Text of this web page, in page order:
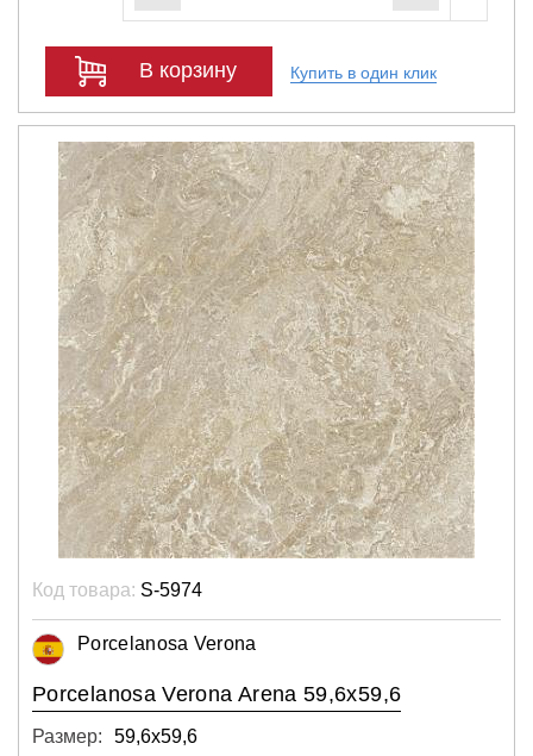
В корзину Купить в один клик
Код товара: S-5974
Porcelanosa Verona
Porcelanosa Verona Arena 59,6x59,6
Размер:
59,6х59,6